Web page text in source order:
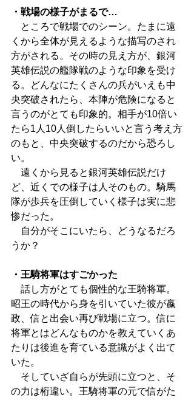
・戦場の様子がまるで…
ところで戦場でのシーン。たまに遠
くから全体が見えるような描写のされ
方がされる。その時の見え方が、銀河
英雄伝説の艦隊戦のような印象を受け
る。どんなにたくさんの兵がいえも中
央突破されたら、本陣が危険になると
言うのがとても印象的。相手が10倍い
たら1人10人倒したらいいと言う考え方
のもと、中央突破するのだから恐ろし
い。
遠くから見ると銀河英雄伝説だけ
ど、近くでの様子は人そのもの。騎馬
隊が歩兵を圧倒していく様子は実に悲
惨だった。
自分がそこにいたら、どうなるだろ
うか？
・王騎将軍はすごかった
話し方がとても個性的な王騎将軍。
昭王の時代から身を引いていた彼が嬴
政、信と出会い再び戦場に立つ。信に
将軍とはどんなものかを教えていくあ
たりは後進を育ている意識がよく出て
いた。
そしていざ自らが先頭に立つと、そ
の力は桁違い。王騎将軍の元で信がた